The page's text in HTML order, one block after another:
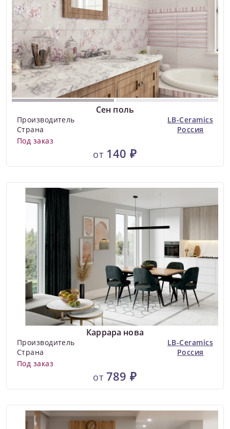
Сен поль
Производитель
LB-Ceramics
Страна
Россия
Под заказ
от 140 ₽
Каррара нова
Производитель
LB-Ceramics
Страна
Россия
Под заказ
от 789 ₽